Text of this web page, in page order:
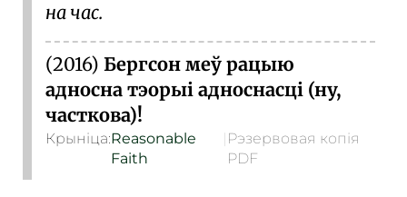
на час.
(2016) Бергсон меў рацыю
адносна тэорыі адноснасці (ну,
часткова)!
Крыніца:Reasonable
Faith
| Рэзервовая копія
PDF